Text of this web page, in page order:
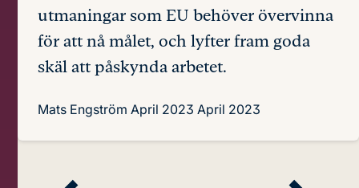
utmaningar som EU behöver övervinna
för att nå målet, och lyfter fram goda
skäl att påskynda arbetet.
Mats Engström April 2023 April 2023